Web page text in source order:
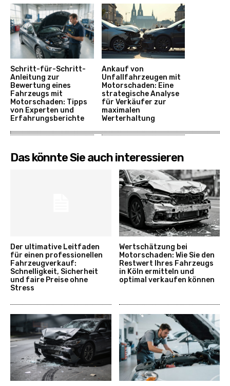
Schritt-für-Schritt-
Anleitung zur
Bewertung eines
Fahrzeugs mit
Motorschaden: Tipps
von Experten und
Erfahrungsberichte
Ankauf von
Unfallfahrzeugen mit
Motorschaden: Eine
strategische Analyse
für Verkäufer zur
maximalen
Werterhaltung
Das könnte Sie auch interessieren
Der ultimative Leitfaden
für einen professionellen
Fahrzeugverkauf:
Schnelligkeit, Sicherheit
und faire Preise ohne
Stress
Wertschätzung bei
Motorschaden: Wie Sie den
Restwert Ihres Fahrzeugs
in Köln ermitteln und
optimal verkaufen können